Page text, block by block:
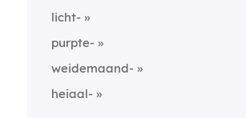
licht-
purpte-
weidemaand-
heiaal-